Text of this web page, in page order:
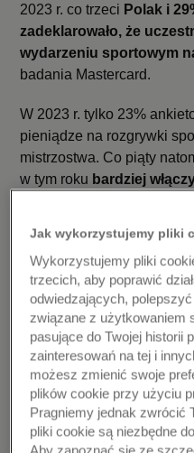
2023 r. co trzeci Polak i
zadeklarowało, że
wydarzeniu sportowym
badania Mastercard.
W 2023 r. tylko 23%
pieniądze na rozgrywki
mistrzostwa. Co piąty
w tym roku bardziej
wśród Polaków – co
coraz bardziej lubi
doświadczenia i
piąty stawia wyżej
gromadzeniem dóbr
ankietowanych
pieniądze na
- właśnie to zapewnia im
w życiu, a w przypadku
z innej perspektywy.
Jak wykorzystujemy pliki
Wykorzystujemy pliki
trzecich, aby poprawić
odwiedzających,
związane z użytkowaniem
pasujące do Twojej historii
zainteresowań na tej i
możesz zmienić swoje
plików cookie przy użyciu
Pragniemy jednak zwrócić
pliki cookie są niezbędne